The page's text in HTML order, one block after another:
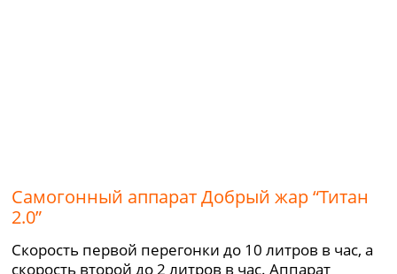
Самогонный аппарат Добрый жар “Титан
2.0”
Скорость первой перегонки до 10 литров в час, а
скорость второй до 2 литров в час. Аппарат